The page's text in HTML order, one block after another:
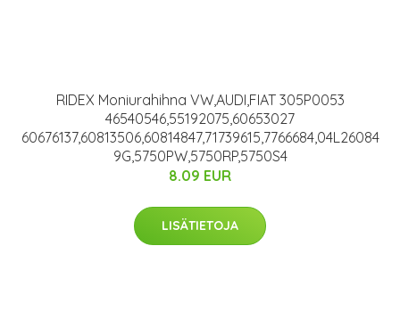
RIDEX Moniurahihna VW,AUDI,FIAT 305P0053
46540546,55192075,60653027
60676137,60813506,60814847,71739615,7766684,04L26084
9G,5750PW,5750RP,5750S4
8.09 EUR
LISÄTIETOJA